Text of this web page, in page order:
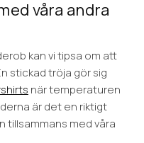
våra andra
kan vi tipsa om att
stickad tröja gör sig
när temperaturen
är det en riktigt
tillsammans med våra